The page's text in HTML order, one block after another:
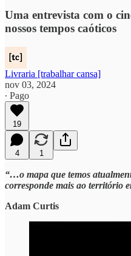
Uma entrevista com o
nossos tempos caóticos
Livraria [trabalhar cansa]
nov 03, 2024
∙ Pago
19
4 1
“…o mapa que temos
corresponde mais ao território
Adam Curtis